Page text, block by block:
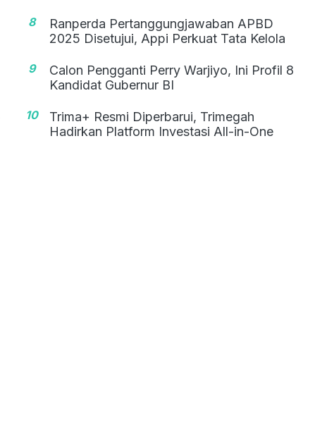
8
Ranperda Pertanggungjawaban APBD
2025 Disetujui, Appi Perkuat Tata Kelola
9
Calon Pengganti Perry Warjiyo, Ini Profil 8
Kandidat Gubernur BI
10
Trima+ Resmi Diperbarui, Trimegah
Hadirkan Platform Investasi All-in-One